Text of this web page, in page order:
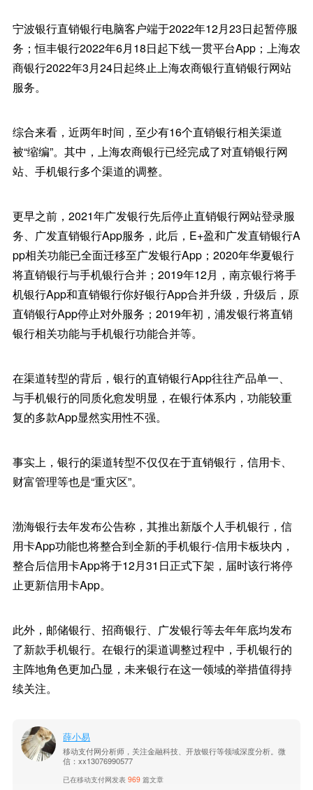
宁波银行直销银行电脑客户端于2022年12月23日起暂停服
务；恒丰银行2022年6月18日起下线一贯平台App；上海农
商银行2022年3月24日起终止上海农商银行直销银行网站
服务。
综合来看，近两年时间，至少有16个直销银行相关渠道
被“缩编”。其中，上海农商银行已经完成了对直销银行网
站、手机银行多个渠道的调整。
更早之前，2021年广发银行先后停止直销银行网站登录服
务、广发直销银行App服务，此后，E+盈和广发直销银行A
pp相关功能已全面迁移至广发银行App；2020年华夏银行
将直销银行与手机银行合并；2019年12月，南京银行将手
机银行App和直销银行你好银行App合并升级，升级后，原
直销银行App停止对外服务；2019年初，浦发银行将直销
银行相关功能与手机银行功能合并等。
在渠道转型的背后，银行的直销银行App往往产品单一、
与手机银行的同质化愈发明显，在银行体系内，功能较重
复的多款App显然实用性不强。
事实上，银行的渠道转型不仅仅在于直销银行，信用卡、
财富管理等也是“重灾区”。
渤海银行去年发布公告称，其推出新版个人手机银行，信
用卡App功能也将整合到全新的手机银行-信用卡板块内，
整合后信用卡App将于12月31日正式下架，届时该行将停
止更新信用卡App。
此外，邮储银行、招商银行、广发银行等去年年底均发布
了新款手机银行。在银行的渠道调整过程中，手机银行的
主阵地角色更加凸显，未来银行在这一领域的举措值得持
续关注。
薛小易
移动支付网分析师，关注金融科技、开放银行等领域深度分析。微
信：xx13076990577
已在移动支付网发表969 篇文章